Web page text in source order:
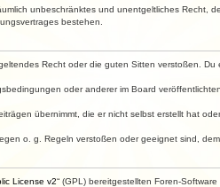
unbeschränktes und unentgeltliches Recht,
bestehen.
Recht oder die guten Sitten verstoßen.
oder anderer im Board
übernimmt, die er nicht selbst erstellt hat
o. g. Regeln verstoßen oder geeignet sind,
License v2“ (GPL) bereitgestellten Foren-